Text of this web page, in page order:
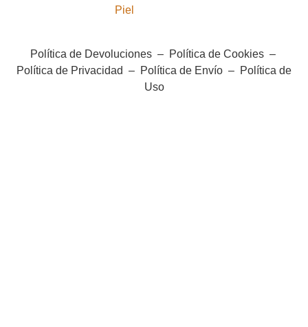
Piel
Política de Devoluciones– Política de Cookies–
Política de Privacidad – Política de Envío – Política de
Uso